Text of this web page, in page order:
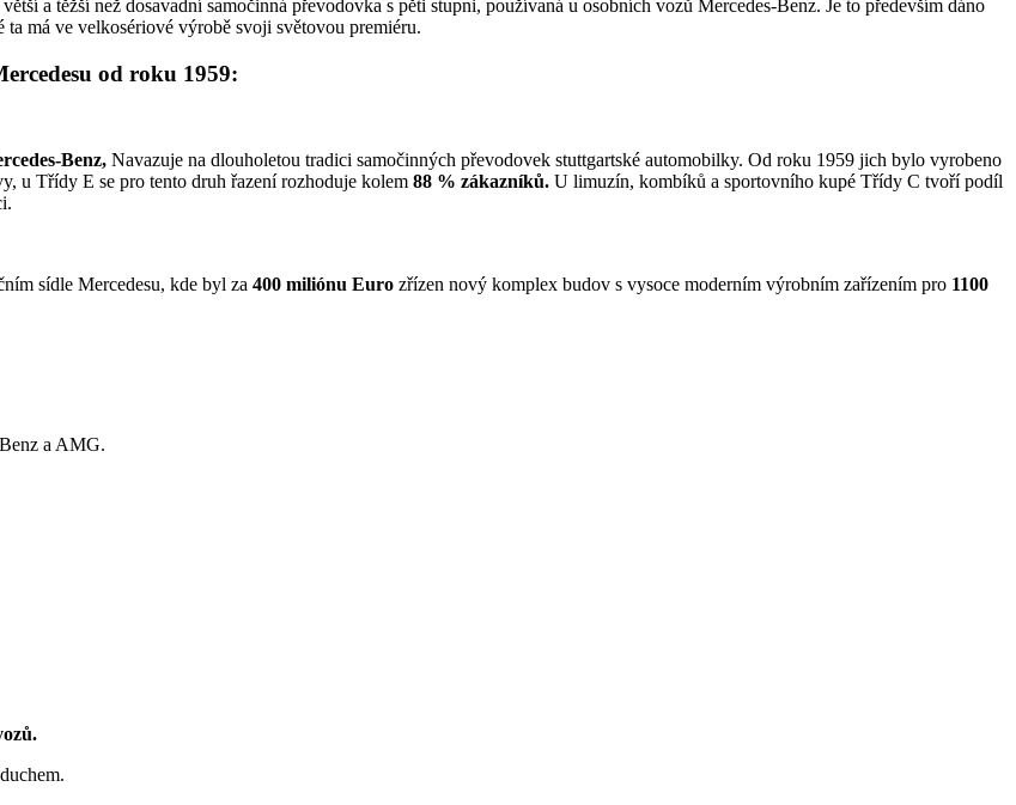
a těžší než dosavadní samočinná převodovka s pěti stupni, používaná u osobních vozů Mercedes-Benz. Je to především dáno
má ve velkosériové výrobě svoji světovou premiéru.
od roku 1959:
Benz, Navazuje na dlouholetou tradici samočinných převodovek stuttgartské automobilky. Od roku 1959 jich bylo vyrobeno
u Třídy E se pro tento druh řazení rozhoduje kolem 88 % zákazníků. U limuzín, kombíků a sportovního kupé Třídy C tvoří podíl
sídle Mercedesu, kde byl za 400 miliónu Euro zřízen nový komplex budov s vysoce moderním výrobním zařízením pro 1100
a AMG.